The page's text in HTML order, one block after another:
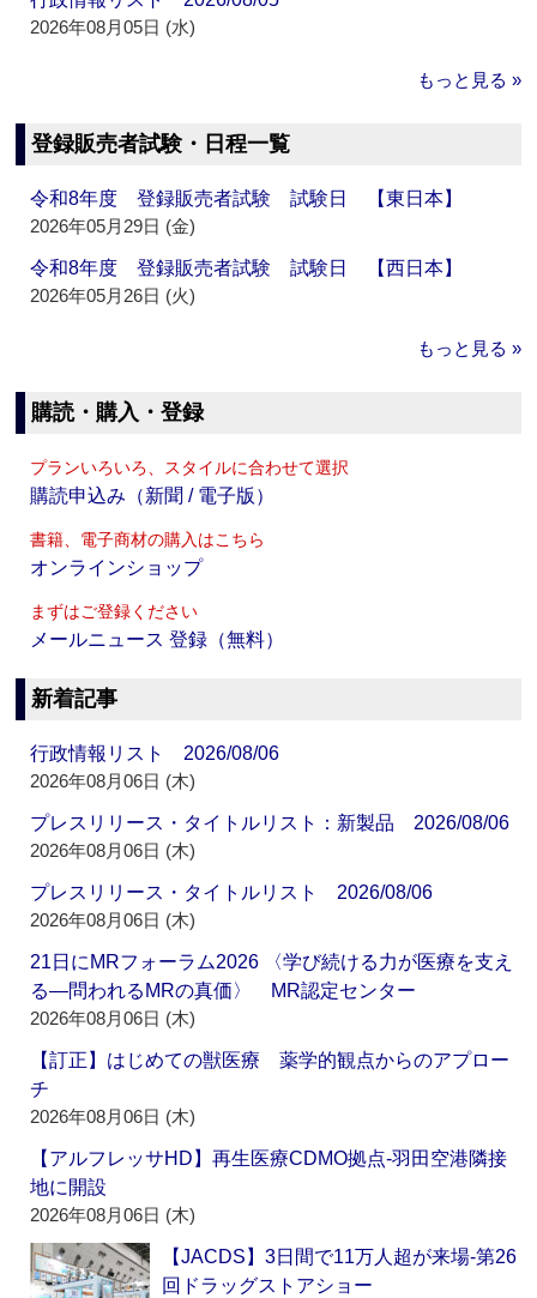
2026年08月05日 (水)
もっと見る »
登録販売者試験・日程一覧
令和8年度 登録販売者試験 試験日 【東日本】
2026年05月29日 (金)
令和8年度 登録販売者試験 試験日 【西日本】
2026年05月26日 (火)
もっと見る »
購読・購入・登録
プランいろいろ、スタイルに合わせて選択
購読申込み（新聞 / 電子版）
書籍、電子商材の購入はこちら
オンラインショップ
まずはご登録ください
メールニュース 登録（無料）
新着記事
行政情報リスト 2026/08/06
2026年08月06日 (木)
プレスリリース・タイトルリスト：新製品 2026/08/06
2026年08月06日 (木)
プレスリリース・タイトルリスト 2026/08/06
2026年08月06日 (木)
21日にMRフォーラム2026 〈学び続ける力が医療を支え
る―問われるMRの真価〉 MR認定センター
2026年08月06日 (木)
【訂正】はじめての獣医療 薬学的観点からのアプロー
チ
2026年08月06日 (木)
【アルフレッサHD】再生医療CDMO拠点‐羽田空港隣接
地に開設
2026年08月06日 (木)
【JACDS】3日間で11万人超が来場‐第26
回ドラッグストアショー